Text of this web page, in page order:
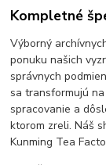
Kompletné
Výborný
ponuku našich
správnych
sa transformujú
spracovanie a
ktorom zreli. Náš
Kunming Tea